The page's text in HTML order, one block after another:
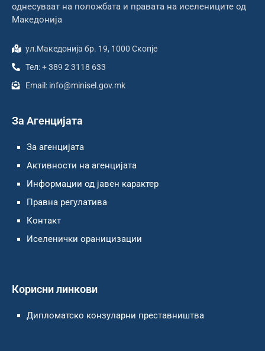
однесуваат на положбата и правата на иселениците од
Македонија
ул.Македонија бр. 19, 1000 Скопје
Тел: + 389 2 3118 633
Email: info@minisel.gov.mk
За Агенцијата
За агенцијата
Активности на агенцијата
Информации од јавен карактер
Правна регулатива
Контакт
Иселенички ораницизации
Корисни линкови
Дипломатско конзуларни преставништва